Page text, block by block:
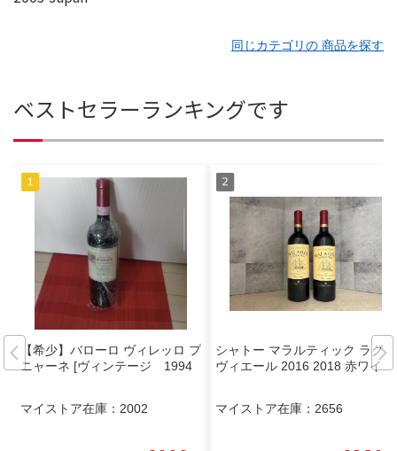
同じカテゴリの 商品を探す
ベストセラーランキングです
【希少】バローロ ヴィレッロ プ
ニャーネ [ヴィンテージ 1994
マイストア在庫： 2002
シャトー マラルティック ラグラ
ヴィエール 2016 2018 赤ワイン
マイストア在庫： 2656